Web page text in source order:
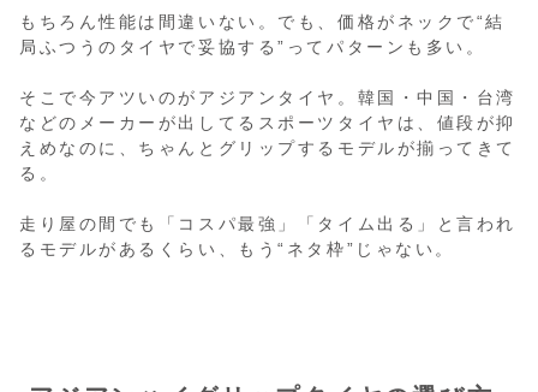
もちろん性能は間違いない。でも、価格がネックで“結
局ふつうのタイヤで妥協する”ってパターンも多い。
そこで今アツいのがアジアンタイヤ。韓国・中国・台湾
などのメーカーが出してるスポーツタイヤは、値段が抑
えめなのに、ちゃんとグリップするモデルが揃ってきて
る。
走り屋の間でも「コスパ最強」「タイム出る」と言われ
るモデルがあるくらい、もう“ネタ枠”じゃない。